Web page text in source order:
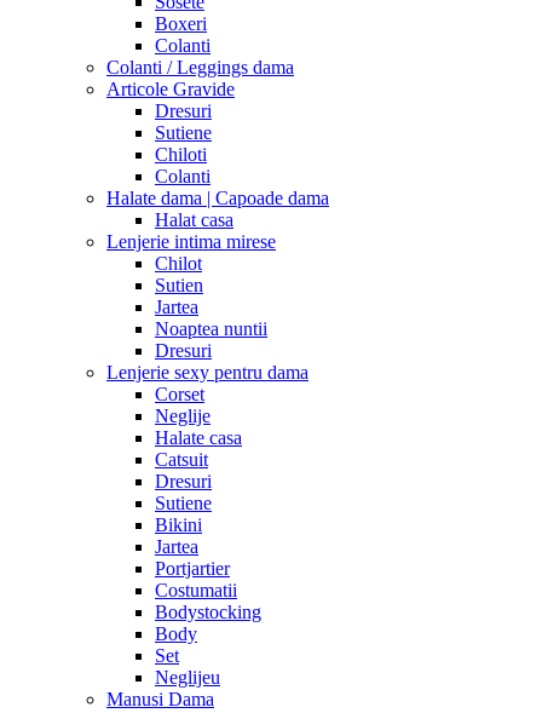
Boxeri
Colanti
Colanti / Leggings dama
Articole Gravide
Dresuri
Sutiene
Chiloti
Colanti
Halate dama | Capoade dama
Halat casa
Lenjerie intima mirese
Chilot
Sutien
Jartea
Noaptea nuntii
Dresuri
Lenjerie sexy pentru dama
Corset
Neglije
Halate casa
Catsuit
Dresuri
Sutiene
Bikini
Jartea
Portjartier
Costumatii
Bodystocking
Body
Set
Neglijeu
Manusi Dama